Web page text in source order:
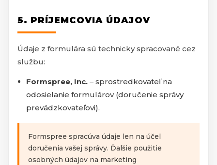
5. PRÍJEMCOVIA ÚDAJOV
Údaje z formulára sú technicky spracované cez
službu:
Formspree, Inc. – sprostredkovateľ na
odosielanie formulárov (doručenie správy
prevádzkovateľovi).
Formspree spracúva údaje len na účel
doručenia vašej správy. Ďalšie použitie
osobných údajov na marketing